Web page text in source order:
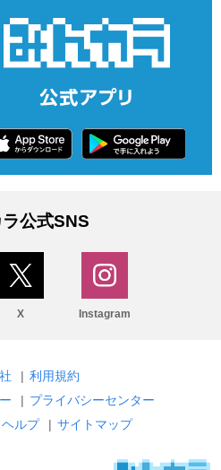
公式SNS
X Instagram
| 利用規約
| プライバシーセンター
ヘルプ | サイトマップ